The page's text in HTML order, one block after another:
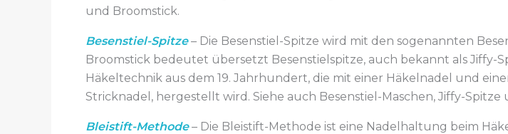
und Broomstick.
Besenstiel-Spitze– Die Besenstiel-Spitze wird mit den sogenannten
Broomstick bedeutet übersetzt Besenstielspitze, auch bekannt als Jiffy-
Häkeltechnik aus dem 19. Jahrhundert, die mit einer Häkelnadel und
Stricknadel, hergestellt wird. Siehe auch Besenstiel-Maschen, Jiffy-Spitze
Bleistift-Methode– Die Bleistift-Methode ist eine Nadelhaltung beim